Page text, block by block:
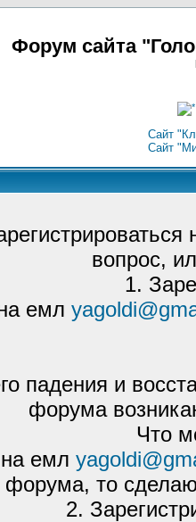
Форум сайта
Сайт
Сайт
вопрос,
1.
емл
падения и
форума
Что
емл
форума, то
2.